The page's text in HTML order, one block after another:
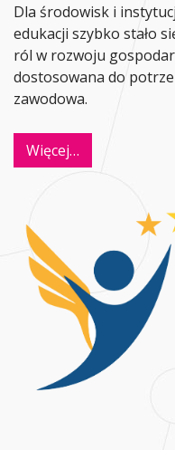
Dla środowisk i
edukacji szybko stało
ról w rozwoju
dostosowana do
zawodowa.
Więcej…